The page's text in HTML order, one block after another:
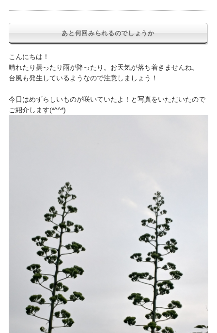
あと何回みられるのでしょうか
こんにちは！
晴れたり曇ったり雨が降ったり。お天気が落ち着きませんね。
台風も発生しているようなので注意しましょう！
今日はめずらしいものが咲いていたよ！と写真をいただいたので
ご紹介します(*^^*)